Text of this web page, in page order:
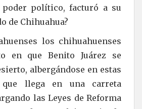
político, facturó a su
de Chihuahua?
los chihuahuenses
en que Benito Juárez se
albergándose en estas
llega en una carreta
las Leyes de Reforma